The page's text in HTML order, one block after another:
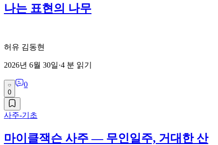
나는 표현의 나무
허유 김동현
2026년 6월 30일·4 분 읽기
0
0
사주-기초
마이클잭슨 사주 — 무인일주, 거대한 산